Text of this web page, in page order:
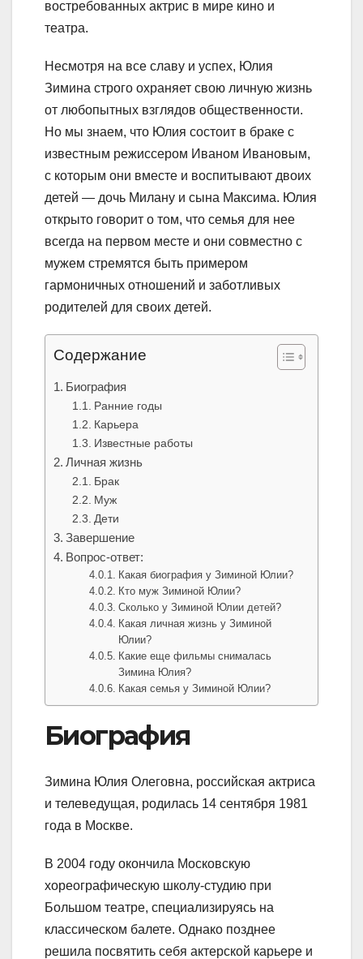
востребованных актрис в мире кино и
театра.
Несмотря на все славу и успех, Юлия
Зимина строго охраняет свою личную жизнь
от любопытных взглядов общественности.
Но мы знаем, что Юлия состоит в браке с
известным режиссером Иваном Ивановым,
с которым они вместе и воспитывают двоих
детей — дочь Милану и сына Максима. Юлия
открыто говорит о том, что семья для нее
всегда на первом месте и они совместно с
мужем стремятся быть примером
гармоничных отношений и заботливых
родителей для своих детей.
Содержание
Биография
Ранние годы
Карьера
Известные работы
Личная жизнь
Брак
Муж
Дети
Завершение
Вопрос-ответ:
Какая биография у Зиминой Юлии?
Кто муж Зиминой Юлии?
Сколько у Зиминой Юлии детей?
Какая личная жизнь у Зиминой
Юлии?
Какие еще фильмы снималась
Зимина Юлия?
Какая семья у Зиминой Юлии?
Биография
Зимина Юлия Олеговна, российская актриса
и телеведущая, родилась 14 сентября 1981
года в Москве.
В 2004 году окончила Московскую
хореографическую школу-студию при
Большом театре, специализируясь на
классическом балете. Однако позднее
решила посвятить себя актерской карьере и